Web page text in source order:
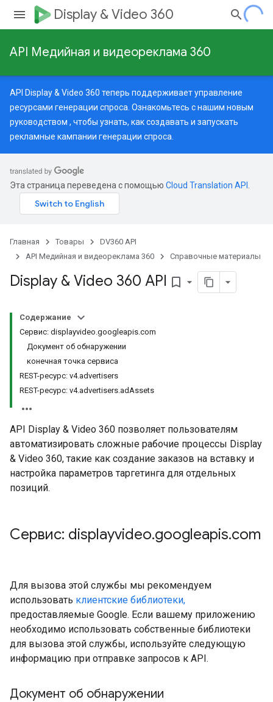
Display & Video 360
API Медийная и видеореклама 360
API Display & Video 360 теперь поддерживает управление
ресурсами генерации спроса. Ознакомьтесь с нашим новым
руководством , чтобы узнать, как создавать и запускать
рекламные кампании генерации спроса.
Эта страница переведена с помощью Cloud Translation API
Главная Товары
DV360 API
API Медийная и видеореклама 360
Справочные материалы
Display & Video 360 API bookmark_border
Содержание
Сервис: displayvideo.googleapis.com
Документ об обнаружении
конечная точка сервиса
REST-ресурс: v4.advertisers
REST-ресурс: v4.advertisers.adAssets
API Display & Video 360 позволяет пользователям
автоматизировать сложные рабочие процессы Display
& Video 360, такие как создание заказов на вставку и
настройка параметров таргетинга для отдельных
позиций.
Сервис: displayvideo.googleapis.com
Для вызова этой службы мы рекомендуем
использовать клиентские библиотеки,
предоставляемые Google. Если вашему приложению
необходимо использовать собственные библиотеки
для вызова этой службы, используйте следующую
информацию при отправке запросов к API.
Документ об обнаружении